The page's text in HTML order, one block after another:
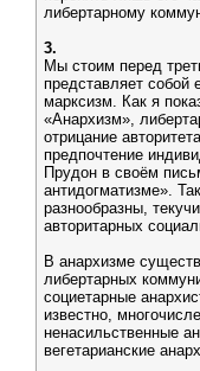
либертарному
3.
Мы стоим перед
представляет
марксизм. Как я
«Анархизм»,
отрицание
предпочтение
Прудон в своём
антидогматизме».
разнообразны,
авторитарных
В анархизме
либертарных
социетарные
известно,
ненасильственные
вегетарианские